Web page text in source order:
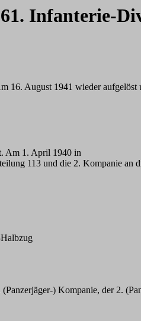
Infanterie-
16. August 1941 wieder aufgelöst
Am 1. April 1940 in
113 und die 2. Kompanie an
) Kompanie, der 2.